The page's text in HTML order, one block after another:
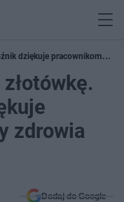
dziękuje pracownikom
zdrowia
Dodaj do Google